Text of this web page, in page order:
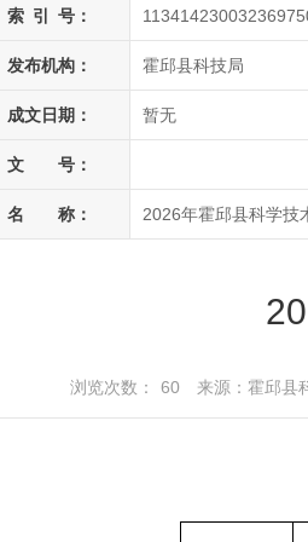
索 引 号：
发布机构： 霍邱县科技局
成文日期： 暂无
文 号：
名 称： 2026年霍邱县科学技
浏览次数： 60 来源：霍邱县